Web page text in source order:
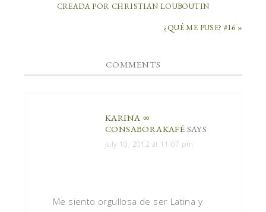
CREADA POR CHRISTIAN LOUBOUTIN
¿QUÉ ME PUSE? #16 »
COMMENTS
KARINA ∞
CONSABORAKAFÉ SAYS
July 10, 2012 at 11:07 pm
Me siento orgullosa de ser Latina y